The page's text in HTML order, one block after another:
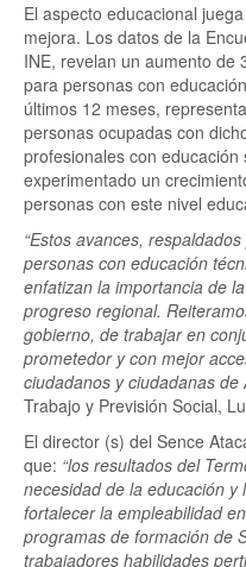
El aspecto educacional
mejora. Los datos de la
INE, revelan un aumento de
para personas con
últimos 12 meses,
personas ocupadas con
profesionales con
experimentado un
personas con este nivel
“Estos avances,
personas con educación
enfatizan la importancia de
progreso regional.
gobierno, de trabajar en
prometedor y con mejor
ciudadanos y ciudadanas de
Trabajo y Previsión Social,
El director (s) del Sence
que: “los resultados del
necesidad de la educación
fortalecer la empleabilidad
programas de formación de
trabajadores habilidades